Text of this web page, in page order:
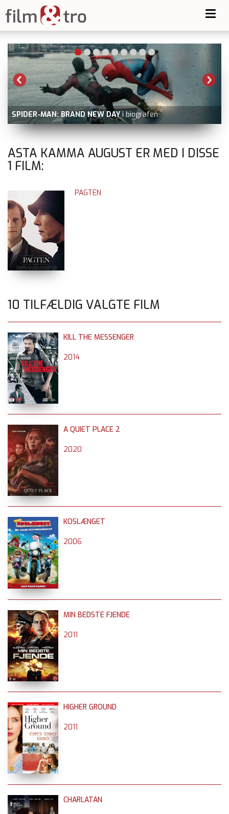
SPIDER-MAN: BRAND NEW DAY i biografen
ASTA KAMMA AUGUST ER MED I DISSE
1 FILM:
PAGTEN
10 TILFÆLDIG VALGTE FILM
KILL THE MESSENGER
2014
A QUIET PLACE 2
2020
KOSLÆNGET
2006
MIN BEDSTE FJENDE
2011
HIGHER GROUND
2011
CHARLATAN